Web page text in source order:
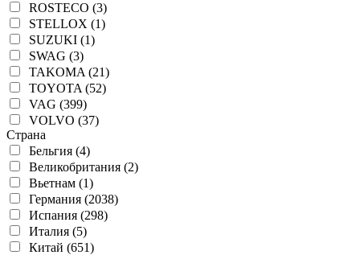
ROSTECO (3)
STELLOX (1)
SUZUKI (1)
SWAG (3)
TAKOMA (21)
TOYOTA (52)
VAG (399)
VOLVO (37)
Страна
Бельгия (4)
Великобритания (2)
Вьетнам (1)
Германия (2038)
Испания (298)
Италия (5)
Китай (651)